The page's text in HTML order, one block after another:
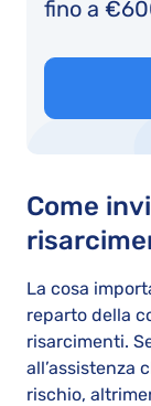
fino a
Come
La cosa
reparto della
risarcimenti.
all’assistenza
rischio,